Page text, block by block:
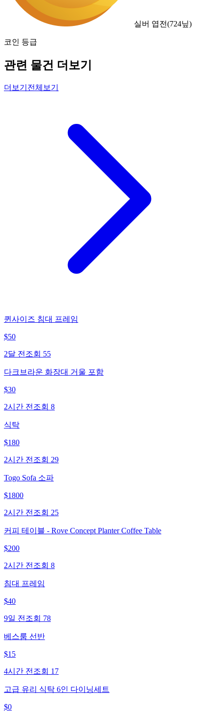
실버 엽전(724닢)
코인 등급
관련 물건 더보기
더보기 전체보기
퀸사이즈 침대 프레임
$50
2달 전 조회 55
다크브라운 화장대 거울 포함
$30
2시간 전 조회 8
식탁
$180
2시간 전 조회 29
Togo Sofa 소파
$1800
2시간 전 조회 25
커피 테이블 - Rove Concept Planter Coffee Table
$200
2시간 전 조회 8
침대 프레임
$40
9일 전 조회 78
베스룸 선반
$15
4시간 전 조회 17
고급 유리 식탁 6인 다이닝세트
$0